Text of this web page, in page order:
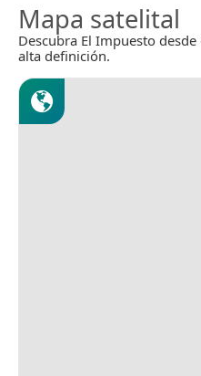
Mapa satelital
Descubra El Impuesto
alta definición.